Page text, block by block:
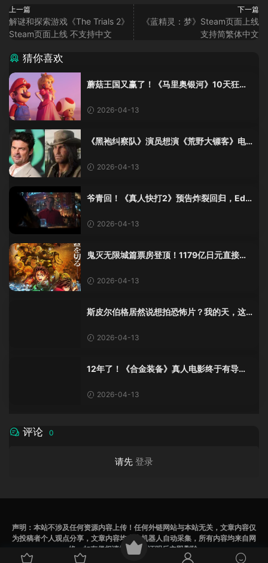
上一篇
解谜和探索游戏《The Trials 2》
Steam页面上线 不支持中文
下一篇
《蓝精灵：梦》Steam页面上线
支持简繁体中文
猜你喜欢
蘑菇王国又赢了！《马里奥银河》10天狂卷6
2026-04-13
《黑袍纠察队》演员想演《荒野大镖客》电
2026-04-13
爷青回！《真人快打2》预告炸裂回归，Ed B
2026-04-13
鬼灭无限城篇票房登顶！1179亿日元直接杀
2026-04-13
斯皮尔伯格居然说想拍恐怖片？我的天，这
2026-04-13
12年了！《合金装备》真人电影终于有导演
2026-04-13
评论 0
请先 登录
声明：本站不涉及任何资源内容上传！任何外链网站与本站无关，文章内容仅
为投稿者个人观点分享，文章内容均来为机器人自动采集，所有内容均来自网
络，如有侵权请提供相关证明后立即删除